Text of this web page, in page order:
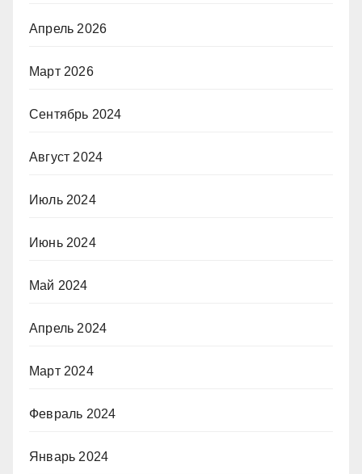
Апрель 2026
Март 2026
Сентябрь 2024
Август 2024
Июль 2024
Июнь 2024
Май 2024
Апрель 2024
Март 2024
Февраль 2024
Январь 2024